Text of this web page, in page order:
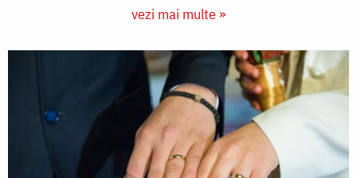
vezi mai multe »